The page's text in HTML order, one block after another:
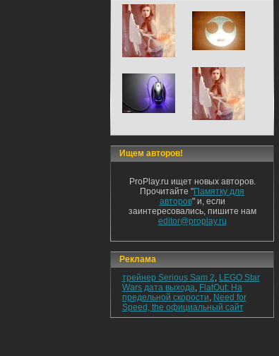
Ищем авторов!
ProPlay.ru ищет новых авторов.
Прочитайте "Памятку для
авторов" и, если
заинтересовались, пишите нам
editor@proplay.ru
Реклама
трейнер Serious Sam 2, LEGO Star
Wars дата выхода, FlatOut: На
предельной скорости, Need for
Speed, the официальный сайт